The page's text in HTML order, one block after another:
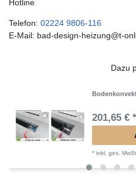
Hotline
Telefon: 02224 9806-116
E-Mail: bad-design-heizung@t-
Dazu
201,65 € *
*inkl. ges.